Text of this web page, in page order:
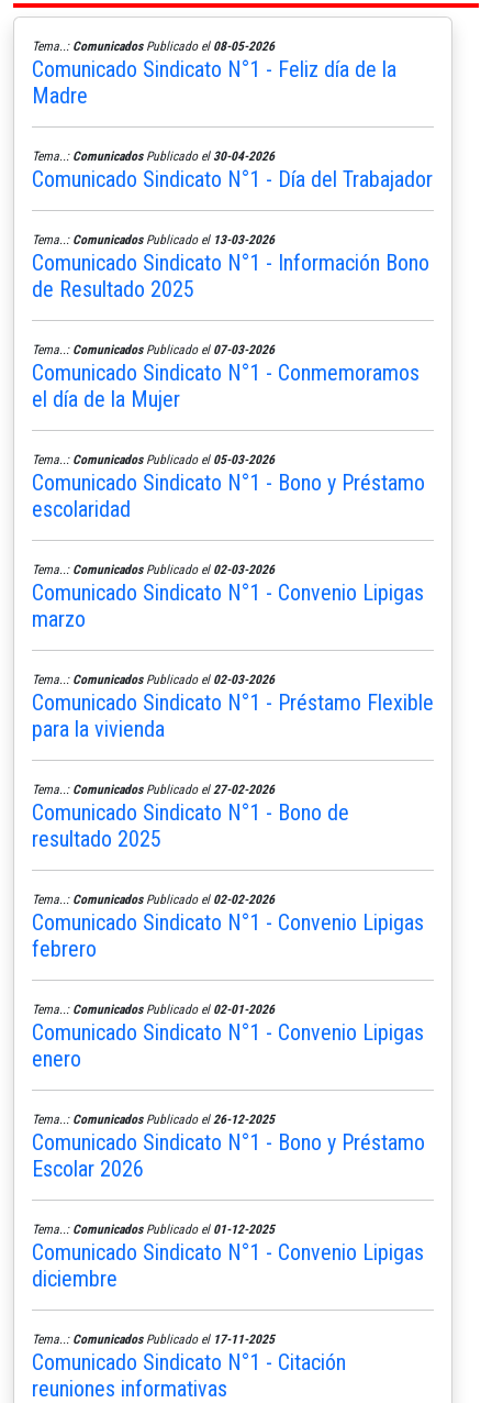
Tema..: ComunicadosPublicado el 08-05-2026
Comunicado Sindicato N°1 - Feliz día de la
Madre
Tema..: ComunicadosPublicado el 30-04-2026
Comunicado Sindicato N°1 - Día del Trabajador
Tema..: ComunicadosPublicado el 13-03-2026
Comunicado Sindicato N°1 - Información Bono
de Resultado 2025
Tema..: ComunicadosPublicado el 07-03-2026
Comunicado Sindicato N°1 - Conmemoramos
el día de la Mujer
Tema..: ComunicadosPublicado el 05-03-2026
Comunicado Sindicato N°1 - Bono y Préstamo
escolaridad
Tema..: ComunicadosPublicado el 02-03-2026
Comunicado Sindicato N°1 - Convenio Lipigas
marzo
Tema..: ComunicadosPublicado el 02-03-2026
Comunicado Sindicato N°1 - Préstamo Flexible
para la vivienda
Tema..: ComunicadosPublicado el 27-02-2026
Comunicado Sindicato N°1 - Bono de
resultado 2025
Tema..: ComunicadosPublicado el 02-02-2026
Comunicado Sindicato N°1 - Convenio Lipigas
febrero
Tema..: ComunicadosPublicado el 02-01-2026
Comunicado Sindicato N°1 - Convenio Lipigas
enero
Tema..: ComunicadosPublicado el 26-12-2025
Comunicado Sindicato N°1 - Bono y Préstamo
Escolar 2026
Tema..: ComunicadosPublicado el 01-12-2025
Comunicado Sindicato N°1 - Convenio Lipigas
diciembre
Tema..: ComunicadosPublicado el 17-11-2025
Comunicado Sindicato N°1 - Citación
reuniones informativas